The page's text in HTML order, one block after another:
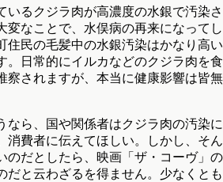
いるクジラ肉が高濃度の水銀で汚染さ
変なことで、水俣病の再来になってし
住民の毛髪中の水銀汚染はかなり高い
。日常的にイルカなどのクジラ肉を食
察されますが、本当に健康影響は皆無
なら、国や関係者はクジラ肉の汚染に
消費者に伝えてほしい。しかし、そん
のだとしたら、映画「ザ・コーヴ」の
だと云わざるを得ません。少なくとも